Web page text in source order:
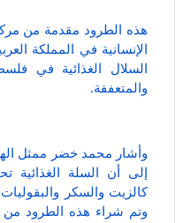
هذه الطرود مقدمة من
الإنسانية في المملكة
والمتعففة.
وأشار محمد خضر ممثل
كالزيت والسكر
وتم شراء هذه الطرود من